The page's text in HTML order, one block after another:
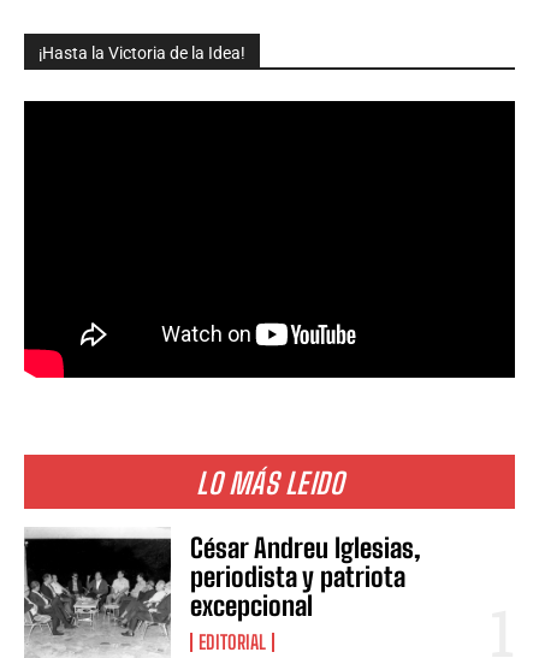
¡Hasta la Victoria de la Idea!
LO MÁS LEIDO
César Andreu Iglesias,
periodista y patriota
excepcional
EDITORIAL